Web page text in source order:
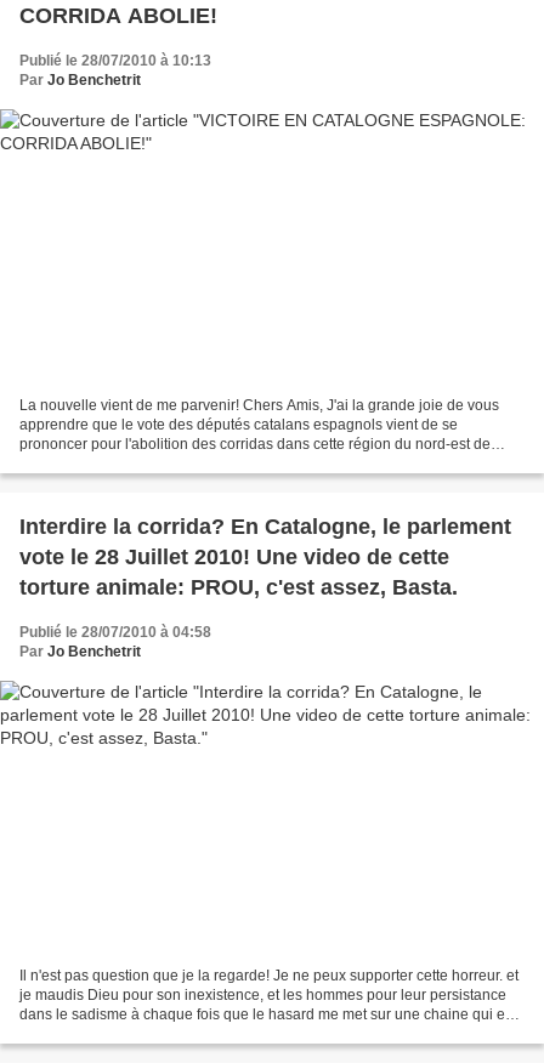
CORRIDA ABOLIE!
Publié le 28/07/2010 à 10:13
Par Jo Benchetrit
La nouvelle vient de me parvenir! Chers Amis, J'ai la grande joie de vous
apprendre que le vote des députés catalans espagnols vient de se
prononcer pour l'abolition des corridas dans cette région du nord-est de
Interdire la corrida? En Catalogne, le parlement
vote le 28 Juillet 2010! Une video de cette
torture animale: PROU, c'est assez, Basta.
Publié le 28/07/2010 à 04:58
Par Jo Benchetrit
Il n'est pas question que je la regarde! Je ne peux supporter cette horreur. et
je maudis Dieu pour son inexistence, et les hommes pour leur persistance
dans le sadisme à chaque fois que le hasard me met sur une chaine qui en